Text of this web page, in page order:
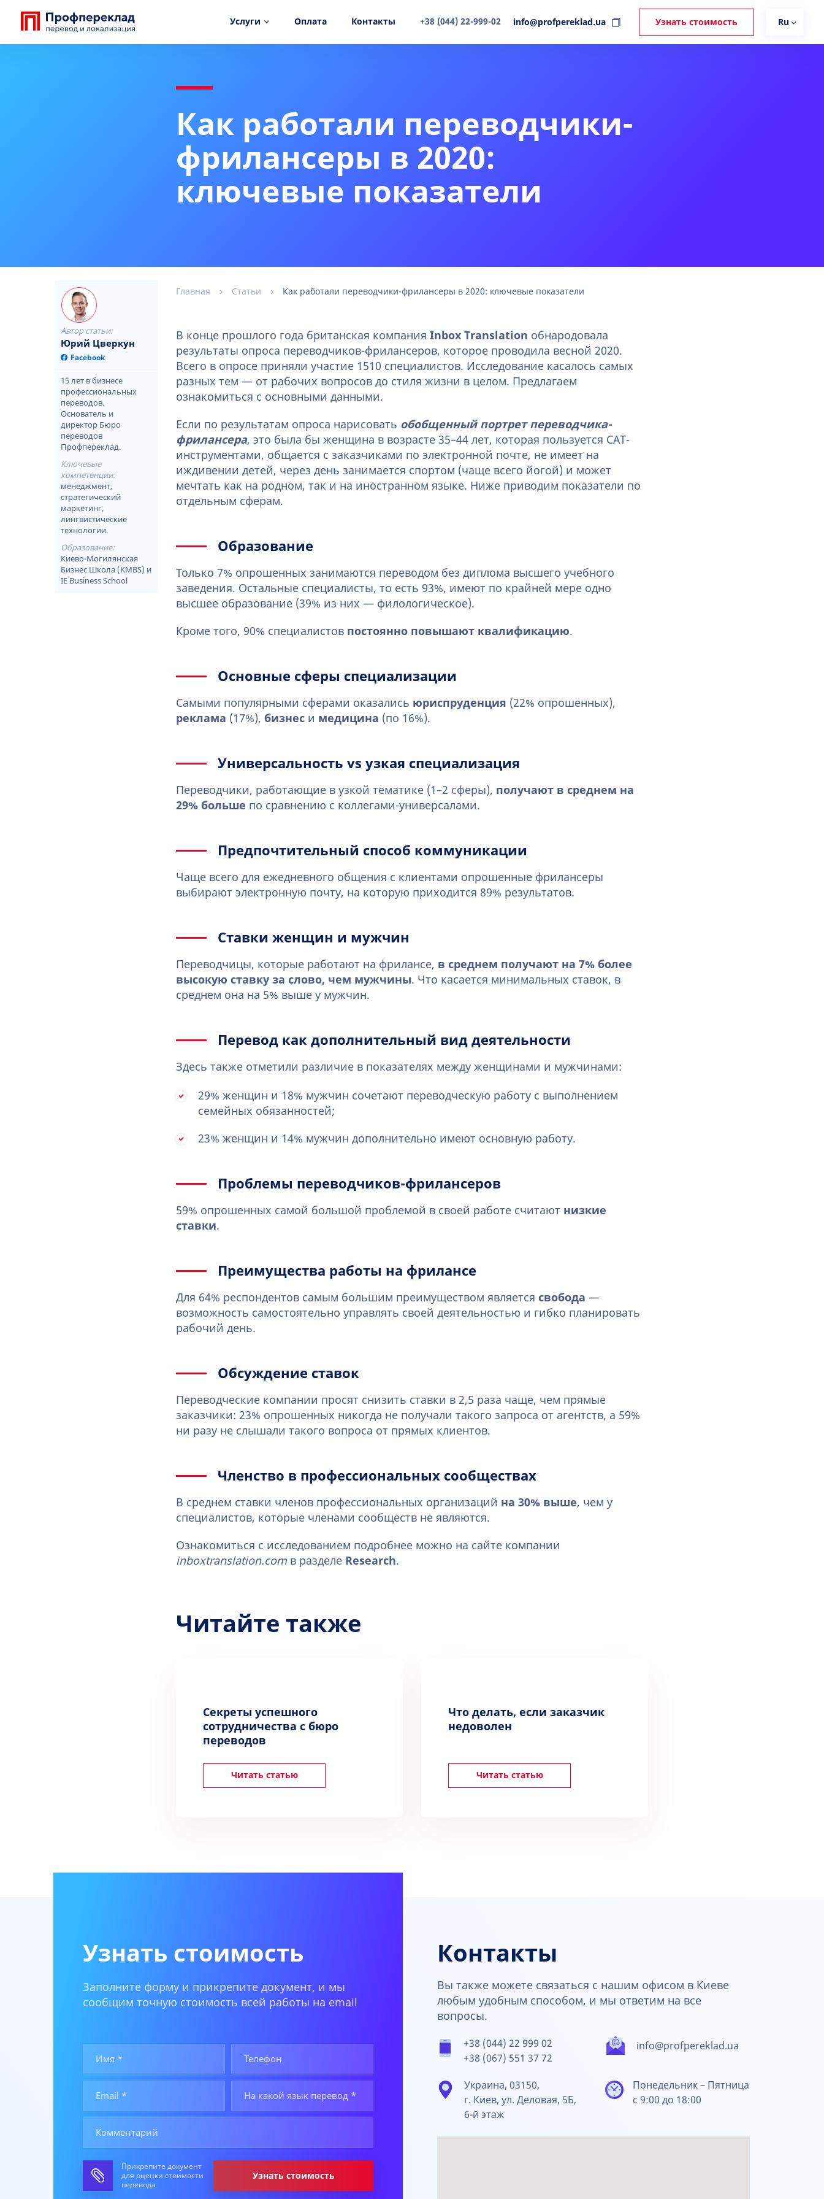
Услуги Оплата Контакты +38 (044) 22-999-02 info@profpereklad.ua Узнать стоимость Ru
Как работали переводчики-
фрилансеры в 2020:
ключевые показатели
Главная Статьи Как работали переводчики-фрилансеры в 2020: ключевые показатели
В конце прошлого года британская компания Inbox Translation обнародовала
результаты опроса переводчиков-фрилансеров, которое проводила весной 2020.
Всего в опросе приняли участие 1510 специалистов. Исследование касалось самых
разных тем — от рабочих вопросов до стиля жизни в целом. Предлагаем
ознакомиться с основными данными.
Если по результатам опроса нарисовать обобщенный портрет переводчика-
фрилансера, это была бы женщина в возрасте 35–44 лет, которая пользуется CAT-
инструментами, общается с заказчиками по электронной почте, не имеет на
иждивении детей, через день занимается спортом (чаще всего йогой) и может
мечтать как на родном, так и на иностранном языке. Ниже приводим показатели по
отдельным сферам.
Образование
Только 7% опрошенных занимаются переводом без диплома высшего учебного
заведения. Остальные специалисты, то есть 93%, имеют по крайней мере одно
высшее образование (39% из них — филологическое).
Кроме того, 90% специалистов постоянно повышают квалификацию.
Основные сферы специализации
Самыми популярными сферами оказались юриспруденция (22% опрошенных),
реклама (17%), бизнес и медицина (по 16%).
Универсальность vs узкая специализация
Переводчики, работающие в узкой тематике (1–2 сферы), получают в среднем на
29% больше по сравнению с коллегами-универсалами.
Предпочтительный способ коммуникации
Чаще всего для ежедневного общения с клиентами опрошенные фрилансеры
выбирают электронную почту, на которую приходится 89% результатов.
Ставки женщин и мужчин
Переводчицы, которые работают на фрилансе, в среднем получают на 7% более
высокую ставку за слово, чем мужчины. Что касается минимальных ставок, в
среднем она на 5% выше у мужчин.
Перевод как дополнительный вид деятельности
Здесь также отметили различие в показателях между женщинами и мужчинами:
29% женщин и 18% мужчин сочетают переводческую работу с выполнением
семейных обязанностей;
23% женщин и 14% мужчин дополнительно имеют основную работу.
Проблемы переводчиков-фрилансеров
59% опрошенных самой большой проблемой в своей работе считают низкие
ставки.
Преимущества работы на фрилансе
Для 64% респондентов самым большим преимуществом является свобода —
возможность самостоятельно управлять своей деятельностью и гибко планировать
рабочий день.
Обсуждение ставок
Переводческие компании просят снизить ставки в 2,5 раза чаще, чем прямые
заказчики: 23% опрошенных никогда не получали такого запроса от агентств, а 59%
ни разу не слышали такого вопроса от прямых клиентов.
Членство в профессиональных сообществах
В среднем ставки членов профессиональных организаций на 30% выше, чем у
специалистов, которые членами сообществ не являются.
Ознакомиться с исследованием подробнее можно на сайте компании
inboxtranslation.com в разделе Research.
Автор статьи:
Юрий Цверкун
Facebook
15 лет в бизнесе
профессиональных
переводов.
Основатель и
директор Бюро
переводов
Профпереклад.
Ключевые
компетенции:
менеджмент,
стратегический
маркетинг,
лингвистические
технологии.
Образование:
Киево-Могилянская
Бизнес Школа (KMBS) и
IE Business School
Читайте также
Секреты успешного
сотрудничества с бюро
переводов
Читать статью
Что делать, если заказчик
недоволен
Читать статью
Узнать стоимость
Заполните форму и прикрепите документ, и мы
сообщим точную стоимость всей работы на email
Прикрепите документ
для оценки стоимости
перевода
Узнать стоимость
Контакты
Вы также можете связаться с нашим офисом в Киеве
любым удобным способом, и мы ответим на все
вопросы.
+38 (044) 22 999 02
+38 (067) 551 37 72
info@profpereklad.ua
Украина, 03150,
г. Киев, ул. Деловая, 5Б,
6-й этаж
Понедельник – Пятница
с 9:00 до 18:00